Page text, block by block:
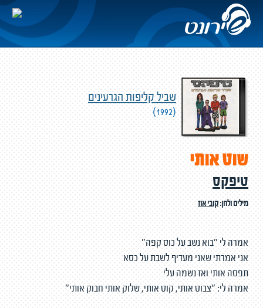
שביל קליפות הגרעינים
(1992)
שוט אותי
טיפקס
מילים ולחן:קובי אוז
אמרה לי "בוא נשב על כוס קפה"
אני אמרתי שאני מעדיף לשבת על כסא
תפסה אותי ואז נשמה עלי
אמרה לי: "צבוט אותי, קוט אותי, שלוק אותי חבוק אותי"